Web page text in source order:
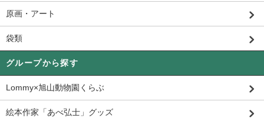
原画・アート
袋類
グループから探す
Lommy×旭山動物園くらぶ
絵本作家「あべ弘士」グッズ